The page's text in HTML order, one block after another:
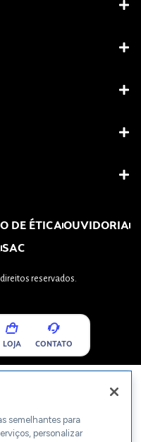
DE ÉTICAOUVIDORIA
SAC
reservados.
LOJA CONTATO
semelhantes para
personalizar